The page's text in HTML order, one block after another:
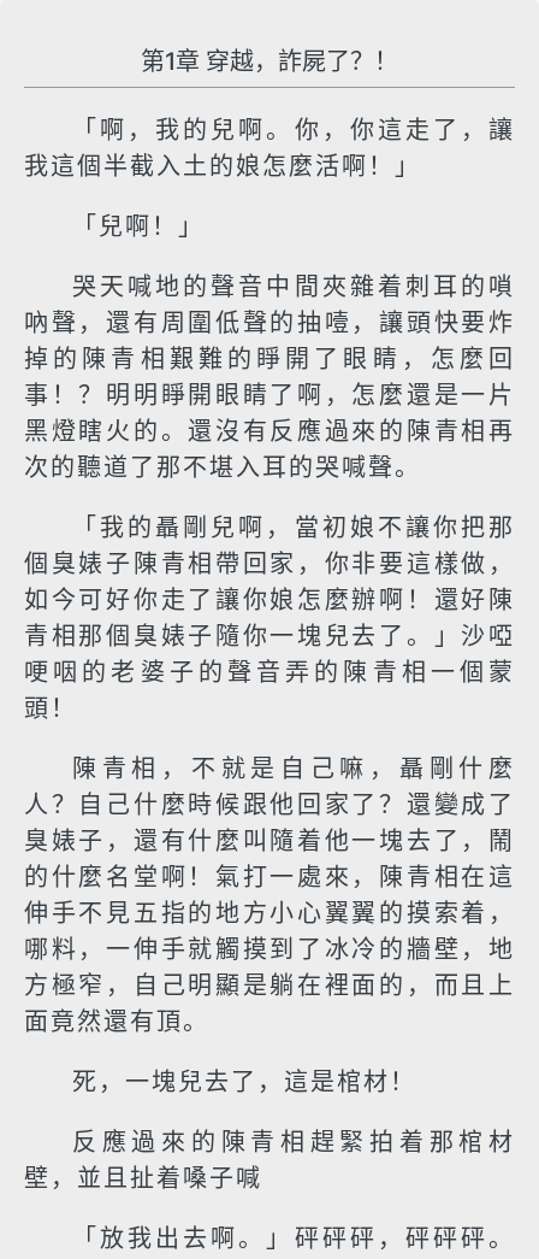
第1章 穿越，詐屍了？！
「啊，我的兒啊。你，你這走了，讓
我這個半截入土的娘怎麼活啊！」
「兒啊！」
哭天喊地的聲音中間夾雜着刺耳的嗩
吶聲，還有周圍低聲的抽噎，讓頭快要炸
掉的陳青相艱難的睜開了眼睛，怎麼回
事！？明明睜開眼睛了啊，怎麼還是一片
黑燈瞎火的。還沒有反應過來的陳青相再
次的聽道了那不堪入耳的哭喊聲。
「我的聶剛兒啊，當初娘不讓你把那
個臭婊子陳青相帶回家，你非要這樣做，
如今可好你走了讓你娘怎麼辦啊！還好陳
青相那個臭婊子隨你一塊兒去了。」沙啞
哽咽的老婆子的聲音弄的陳青相一個蒙
頭！
陳青相，不就是自己嘛，聶剛什麼
人？自己什麼時候跟他回家了？還變成了
臭婊子，還有什麼叫隨着他一塊去了，鬧
的什麼名堂啊！氣打一處來，陳青相在這
伸手不見五指的地方小心翼翼的摸索着，
哪料，一伸手就觸摸到了冰冷的牆壁，地
方極窄，自己明顯是躺在裡面的，而且上
面竟然還有頂。
死，一塊兒去了，這是棺材！
反應過來的陳青相趕緊拍着那棺材
壁，並且扯着嗓子喊
「放我出去啊。」砰砰砰，砰砰砰。